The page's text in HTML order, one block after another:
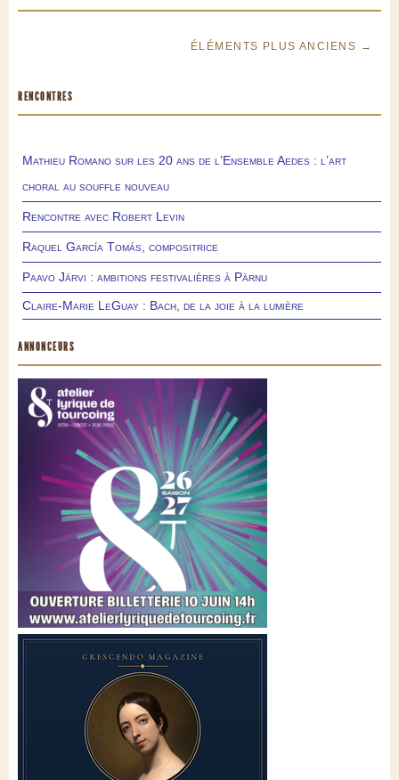
ÉLÉMENTS PLUS ANCIENS →
RENCONTRES
Mathieu Romano sur les 20 ans de l’Ensemble Aedes : l’art
choral au souffle nouveau
Rencontre avec Robert Levin
Raquel García Tomás, compositrice
Paavo Järvi : ambitions festivalières à Pärnu
Claire-Marie LeGuay : Bach, de la joie à la lumière
ANNONCEURS